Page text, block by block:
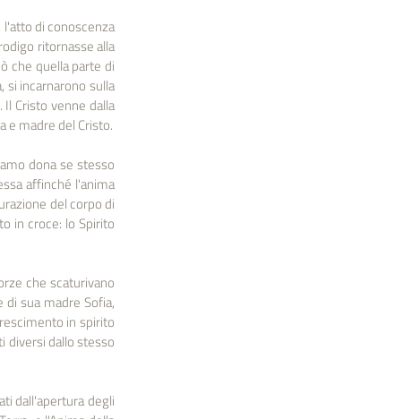
l'atto di conoscenza
ritornasse alla
che quella parte di
si incarnarono sulla
Cristo venne dalla
e madre del Cristo.
dona se stesso
affinché l'anima
del corpo di
in croce: lo Spirito
che scaturivano
sua madre Sofia,
in spirito
diversi dallo stesso
dall'apertura degli